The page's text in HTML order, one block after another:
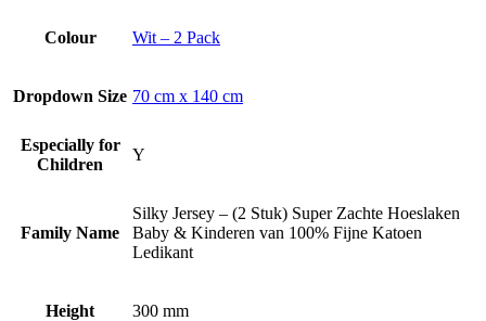
Colour Wit – 2 Pack
Dropdown Size 70 cm x 140 cm
Especially for
Children
Y
Family Name
Silky Jersey – (2 Stuk) Super Zachte Hoeslaken
Baby & Kinderen van 100% Fijne Katoen
Ledikant
Height 300 mm